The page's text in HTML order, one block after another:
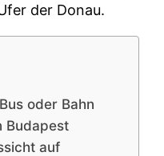
der Donau.
oder Bahn
Budapest
auf